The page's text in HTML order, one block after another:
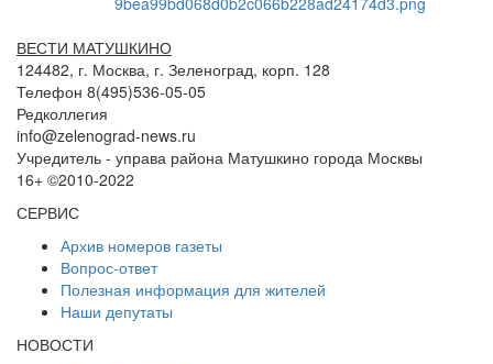
ВЕСТИ МАТУШКИНО
124482, г. Москва, г. Зеленоград, корп. 128
Телефон 8(495)536-05-05
Редколлегия
info@zelenograd-news.ru
Учредитель - управа района Матушкино города Москвы
16+ ©2010-2022
СЕРВИС
Архив номеров газеты
Вопрос-ответ
Полезная информация для жителей
Наши депутаты
НОВОСТИ